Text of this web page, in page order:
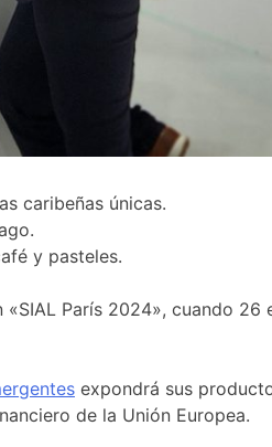
caribeñas únicas.
y pasteles.
París 2024», cuando
expondrá sus
de la Unión Europea.